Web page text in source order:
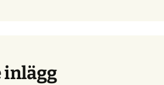
inlägg